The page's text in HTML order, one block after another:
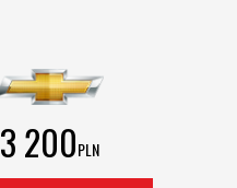
3 200PLN